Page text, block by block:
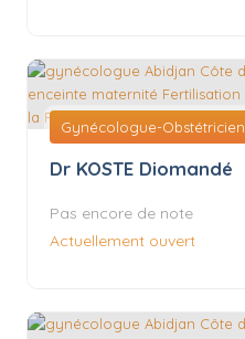
Gynécologue-Obstétricien
Dr KOSTE Diomandé
Pas encore de note
Actuellement ouvert